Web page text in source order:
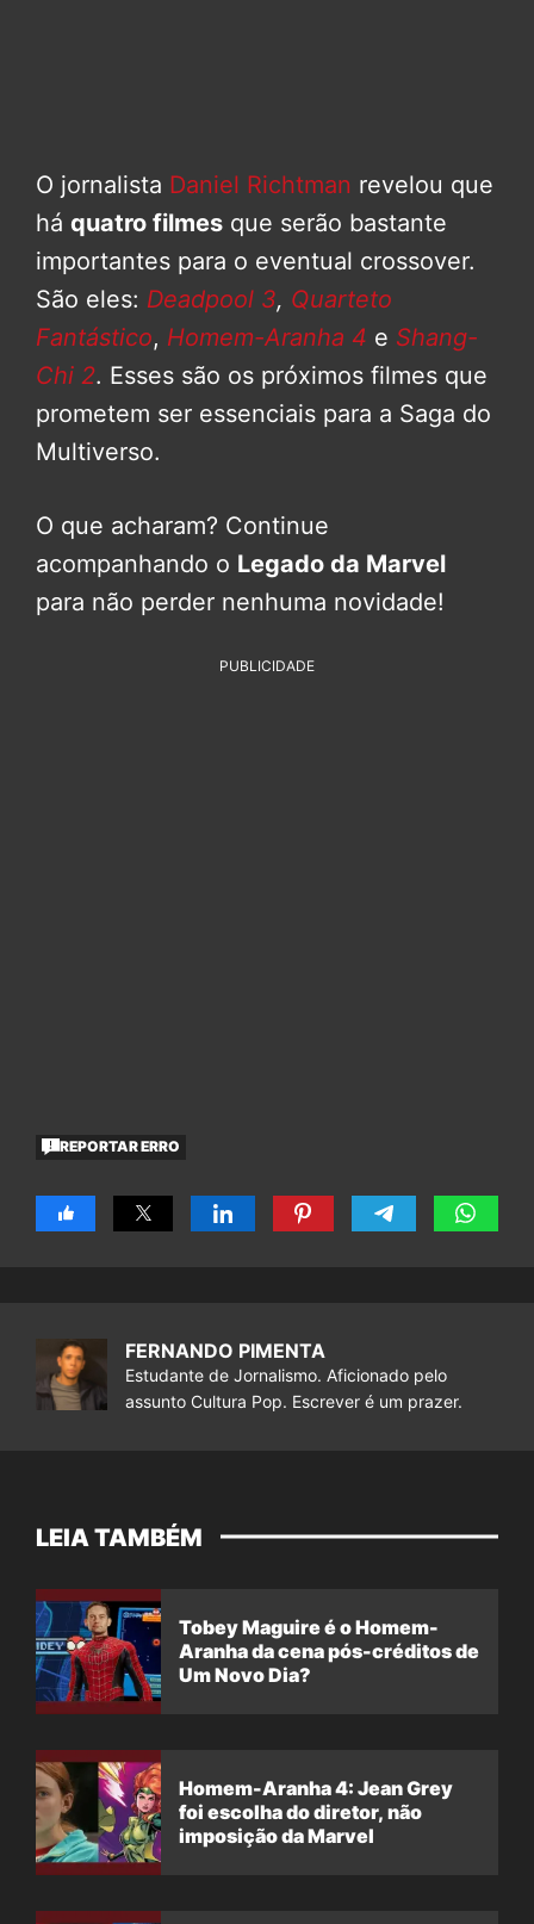
O jornalista Daniel Richtman revelou que
há quatro filmes que serão bastante
importantes para o eventual crossover.
São eles: Deadpool 3, Quarteto
Fantástico, Homem-Aranha 4 e Shang-
Chi 2. Esses são os próximos filmes que
prometem ser essenciais para a Saga do
Multiverso.
O que acharam? Continue
acompanhando o Legado da Marvel
para não perder nenhuma novidade!
PUBLICIDADE
REPORTAR ERRO
FERNANDO PIMENTA
Estudante de Jornalismo. Aficionado pelo
assunto Cultura Pop. Escrever é um prazer.
LEIA TAMBÉM
Tobey Maguire é o Homem-
Aranha da cena pós-créditos de
Um Novo Dia?
Homem-Aranha 4: Jean Grey
foi escolha do diretor, não
imposição da Marvel